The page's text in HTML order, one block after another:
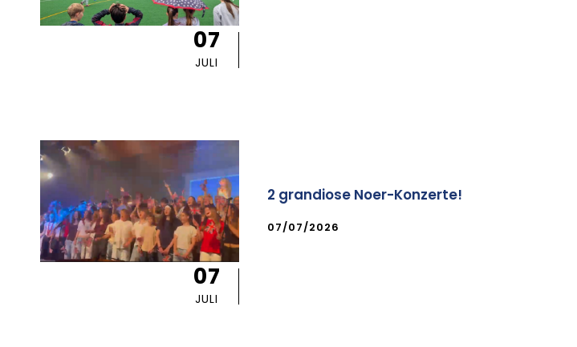
07
JULI
07
JULI
2 grandiose Noer-Konzerte!
07/07/2026